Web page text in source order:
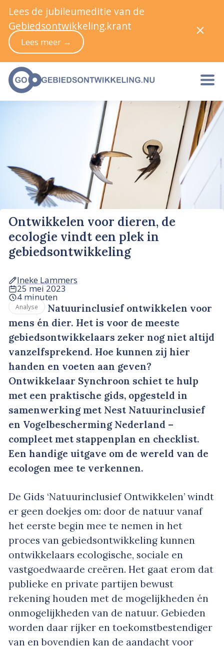
Ontwikkelen voor dieren, de
ecologie vindt een plek in
gebiedsontwikkeling
Ineke Lammers
25 mei 2023
4 minuten
Analyse
Natuurinclusief ontwikkelen voor
mens én dier. Het is voor de meeste
gebiedsontwikkelaars zeker nog niet altijd
vanzelfsprekend. Hoe kunnen zij hier
handen en voeten aan geven?
Ontwikkelaar Synchroon schiet te hulp
met een praktische gids, opgesteld in
samenwerking met Nest Natuurinclusief
en Vogelbescherming Nederland –
compleet met stappenplan en checklist.
Een handige uitgave om de wereld van de
ecologen mee te verkennen.
De Gids ‘Natuurinclusief Ontwikkelen’ windt
er geen doekjes om: door de natuur vanaf
het eerste begin mee te nemen in het
proces van gebiedsontwikkeling kunnen
ontwikkelaars ecologische, sociale en
vastgoedwaarde creëren. Het gaat erom dat
publieke en private partijen bewust
rekening houden met de mogelijkheden én
onmogelijkheden van de natuur. Gebieden
worden daar rijker en toekomstbestendiger
van en bovendien kan de aandacht voor
Lees de jubileumeditie van de
Gebiedsontwikkeling.krant
Lees meer →